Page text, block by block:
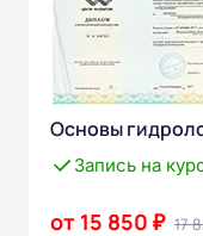
Основы
Запись на
от 15 850 ₽ 17